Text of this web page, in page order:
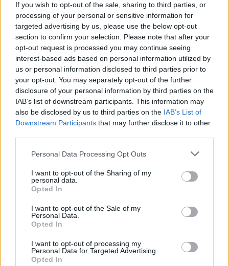
If you wish to opt-out of the sale, sharing to third parties, or
processing of your personal or sensitive information for
targeted advertising by us, please use the below opt-out
section to confirm your selection. Please note that after your
opt-out request is processed you may continue seeing
interest-based ads based on personal information utilized by
us or personal information disclosed to third parties prior to
your opt-out. You may separately opt-out of the further
disclosure of your personal information by third parties on the
IAB’s list of downstream participants. This information may
also be disclosed by us to third parties on the IAB’s List of
Downstream Participants that may further disclose it to other
Personal Data Processing Opt Outs
I want to opt-out of the Sharing of my
personal data.
Opted In
I want to opt-out of the Sale of my
Personal Data.
Opted In
I want to opt-out of processing my
Personal Data for Targeted Advertising.
Opted In
Eladó adatai
Eladó:Amor Del Arte Galéria-
Aukciósház
Cím: Ráduly Zoltán
Amor Del Arte Kft.
Sopron
06202391066
9400
Telefon: 06202391066
Weboldal:
Bemutatkozás: A cég főtevékenysége minden olyan
tevékenység, mely kapcsolatban áll a festmények és műtárgyak
adás-vételével, bizományosi értékesítésével, festmények
értékbecslésével és online aukciók szervezésével és
lebonyolításával. A weboldalon elérhetőek a cég által kínált
számára lehetőség nyílik egy regisztráció után, hogy részt
vegyen a cég online aukcióin.
GALÉRIA TOVÁBBI MŰTÁRGYAI